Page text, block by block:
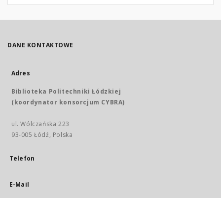
DANE KONTAKTOWE
Adres
Biblioteka Politechniki Łódzkiej
(koordynator konsorcjum CYBRA)
ul. Wólczańska 223
93-005 Łódź, Polska
Telefon
E-Mail